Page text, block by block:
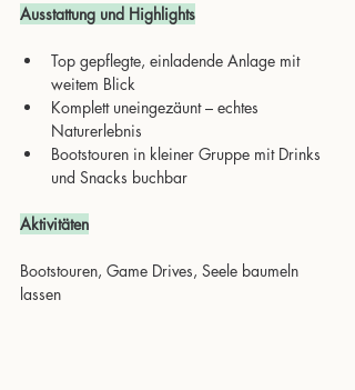
Ausstattung und Highlights
Top gepflegte, einladende Anlage mit
weitem Blick
Komplett uneingezäunt – echtes
Naturerlebnis
Bootstouren in kleiner Gruppe mit Drinks
und Snacks buchbar
Aktivitäten
Bootstouren, Game Drives, Seele baumeln
lassen